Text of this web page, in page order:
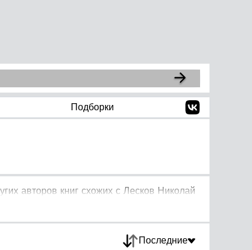
Подборки
авторов книг схожих с Лесков Николай
Последние